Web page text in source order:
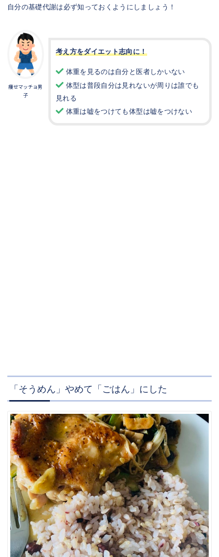
自分の基礎代謝は必ず知っておくようにしましょう！
痩せマッチョ男
子
考え方をダイエット志向に！
体重を見るのは自分と医者しかいない
体型は普段自分は見れないが周りは誰でも
見れる
体重は嘘をつけても体型は嘘をつけない
「そうめん」やめて「ごはん」にした